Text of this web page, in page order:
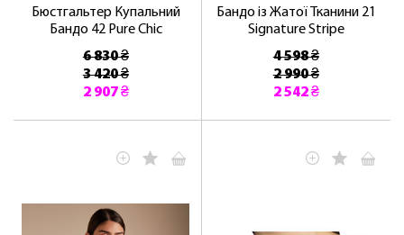
Бюстгальтер Купальний
Бандо 42 Pure Chic
6 830 ₴
3 420 ₴
2 907 ₴
Бандо із Жатої Тканини 21
Signature Stripe
4 598 ₴
2 990 ₴
2 542 ₴